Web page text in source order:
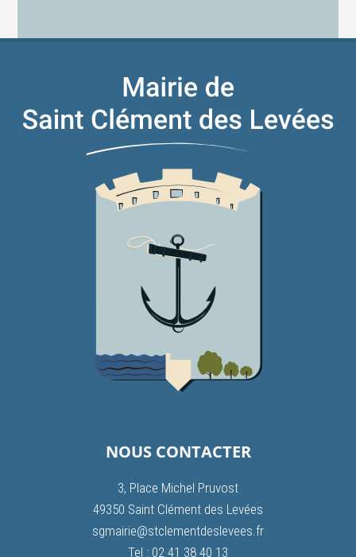
NOUS CONTACTER
3, Place Michel Pruvost
49350 Saint Clément des Levées
sgmairie@stclementdeslevees.fr
Tel : 02 41 38 40 13